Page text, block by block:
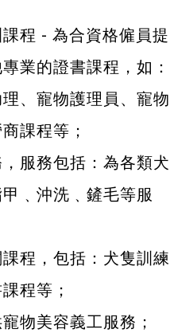
程 - 為合資格僱員提
業的證書課程，如：
、寵物護理員、寵物
課程等；
服務包括：為各類犬
﹑沖洗﹑鏟毛等服
程，包括：犬隻訓練
程等；
物美容義工服務；